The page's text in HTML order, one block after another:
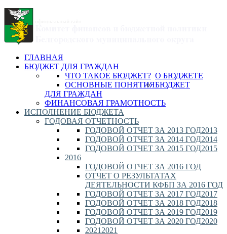
ГЛАВНАЯ
БЮДЖЕТ ДЛЯ ГРАЖДАН
О БЮДЖЕТЕ
ЧТО ТАКОЕ БЮДЖЕТ?
ОСНОВНЫЕ ПОНЯТИЯБЮДЖЕТ
ДЛЯ ГРАЖДАН
ФИНАНСОВАЯ ГРАМОТНОСТЬ
ИСПОЛНЕНИЕ БЮДЖЕТА
ГОДОВАЯ ОТЧЕТНОСТЬ
2013
ГОДОВОЙ ОТЧЕТ ЗА 2013 ГОД
2014
ГОДОВОЙ ОТЧЕТ ЗА 2014 ГОД
2015
ГОДОВОЙ ОТЧЕТ ЗА 2015 ГОД
2016
ГОДОВОЙ ОТЧЕТ ЗА 2016 ГОД
ОТЧЕТ О РЕЗУЛЬТАТАХ
ДЕЯТЕЛЬНОСТИ КФБП ЗА 2016 ГОД
2017
ГОДОВОЙ ОТЧЕТ ЗА 2017 ГОД
2018
ГОДОВОЙ ОТЧЕТ ЗА 2018 ГОД
2019
ГОДОВОЙ ОТЧЕТ ЗА 2019 ГОД
2020
ГОДОВОЙ ОТЧЕТ ЗА 2020 ГОД
2021
2021